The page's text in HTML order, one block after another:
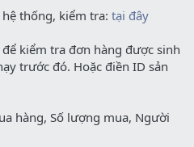
thống, kiểm tra: tại đây
kiểm tra đơn hàng được sinh
trước đó. Hoặc điền ID sản
hàng, Số lượng mua, Người